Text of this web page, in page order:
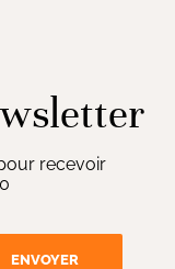
recevoir
ENVOYER